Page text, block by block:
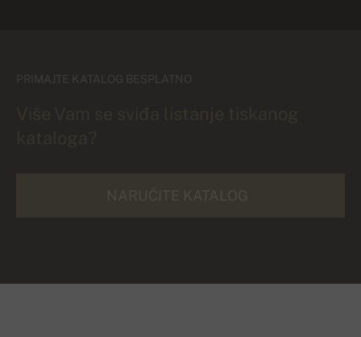
PRIMAJTE KATALOG BESPLATNO